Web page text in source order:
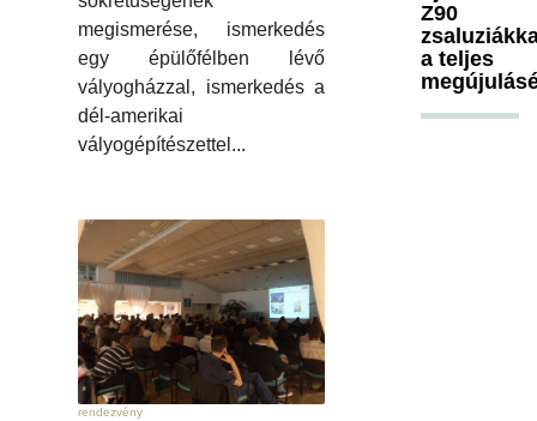
megismerése, ismerkedés
egy épülőfélben lévő
vályogházzal, ismerkedés a
dél-amerikai
vályogépítészettel...
rendezvény
Z90
a teljes